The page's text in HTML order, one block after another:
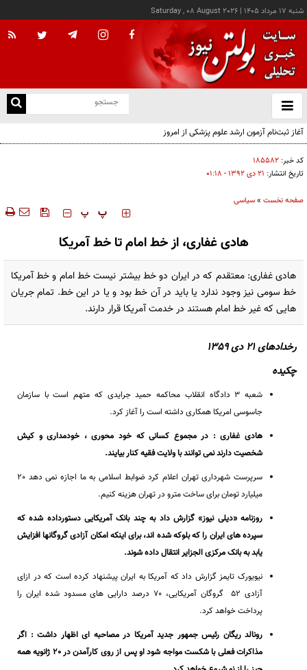
شنبه ۱۷ مرداد ۱۴۰۵ |
Saturday , 08 August 2026
باز
و
کد خبر: ۱۸۵۵۸۲
تاریخ انتشار: ۲۱ دی ۱۳۹۲ - ۰۱:۱۸
صفحه نخست »سیاسی
‍‍‍ پ پ
هادی غفاری، از خط امام تا خط آمریکا
هادی غفاری: معتقدم که در ایران دو خط بیشتر نیست خط امام و خط آمریکا
خط سومی نیز وجود ندارد یا باید در آن خط بود و یا در این خط. تمام جریان
هایی که غیر خط امام هستند در خدمت آمریکا قرار دارند.
رخدادهای 21 دی 1359
چکیده
شعبه 3 دادگاه انقلاب محاکمه حمید جرایدی که متهم است با سازمان
جاسوسی امریکا همکاری داشته است را آغاز کرد.
هادی غفاری : در مجموع کسانی که خود محوری ، خودمداری و کیش
شخصیت دارند نمی توانند با ولایت فقیه کنار بیایند.
سرپرست شهرداری تهران اعلام کرد ضوابط اسلامی به ما اجازه نمی دهد 20
میلیارد تومان برای ساخت مترو در تهران هزینه کنیم.
روزنامه «دیلی نیوز» گزارش داد به چند بانک آمریکایی دستورداده شده که
سپرده های ایران را که بلوکه شده اند، برای اینکه امکان آزادی گروگانها افزایش
یابد به بانک مرکزی الجزایر انتقال داده شوند.
نیویورک تایمز گزارش داد که آمریکا به ایران پیشنهاد کرده است که در ازای
آزادی 52 گروگان آمریکایی، 70 درصد دارایی های مسدود شده ایران را
پرداخت خواهد کرد.
رونالد ریگان رئیس جمهور جدید آمریکا در مصاحبه ای اظهار داشت : اگر
مذاکرات فعلی با شکست مواجه شود او پس از روی کارآمدن در 20 ژانویه همه